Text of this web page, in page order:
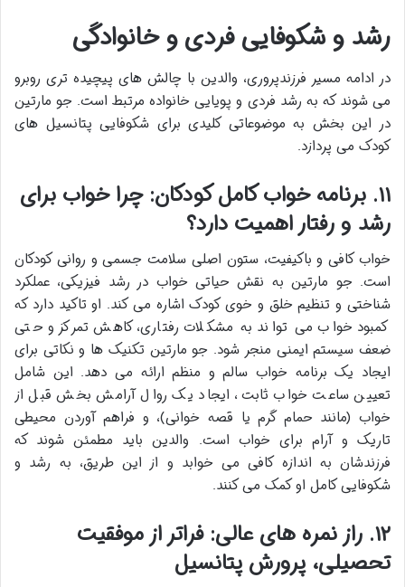
رشد و شکوفایی فردی و خانوادگی
در ادامه مسیر فرزندپروری، والدین با چالش های پیچیده تری روبرو
می شوند که به رشد فردی و پویایی خانواده مرتبط است. جو مارتین
در این بخش به موضوعاتی کلیدی برای شکوفایی پتانسیل های
کودک می پردازد.
۱۱. برنامه خواب کامل کودکان: چرا خواب برای
رشد و رفتار اهمیت دارد؟
خواب کافی و باکیفیت، ستون اصلی سلامت جسمی و روانی کودکان
است. جو مارتین به نقش حیاتی خواب در رشد فیزیکی، عملکرد
شناختی و تنظیم خلق و خوی کودک اشاره می کند. او تاکید دارد که
کمبود خواب می تواند به مشکلات رفتاری، کاهش تمرکز و حتی
ضعف سیستم ایمنی منجر شود. جو مارتین تکنیک ها و نکاتی برای
ایجاد یک برنامه خواب سالم و منظم ارائه می دهد. این شامل
تعیین ساعت خواب ثابت، ایجاد یک روال آرامش بخش قبل از
خواب (مانند حمام گرم یا قصه خوانی)، و فراهم آوردن محیطی
تاریک و آرام برای خواب است. والدین باید مطمئن شوند که
فرزندشان به اندازه کافی می خوابد و از این طریق، به رشد و
شکوفایی کامل او کمک می کنند.
۱۲. راز نمره های عالی: فراتر از موفقیت
تحصیلی، پرورش پتانسیل